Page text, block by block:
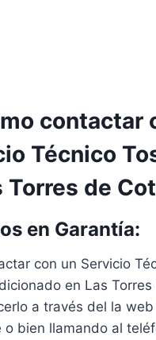
contactar
Técnico
Torres de
en Garantía:
con un Servicio
en Las
a través del la
o bien llamando al